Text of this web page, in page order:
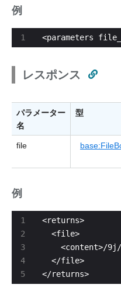
例
<parameters
レスポンス
パラメーター
名
型
file
例
3
4
5
</returns>